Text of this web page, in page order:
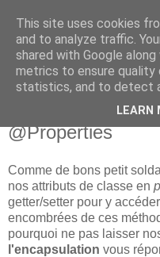
new Blog(
Yet another Java blog,
@Properties
Comme de bons petit
nos attributs de classe en
getter/setter pour y
encombrées de ces
pourquoi ne pas laisser
l'encapsulation vous
This site uses cookies
and to analyze traffic.
shared with Google
metrics to ensure quality
statistics, and to detect
LEARN